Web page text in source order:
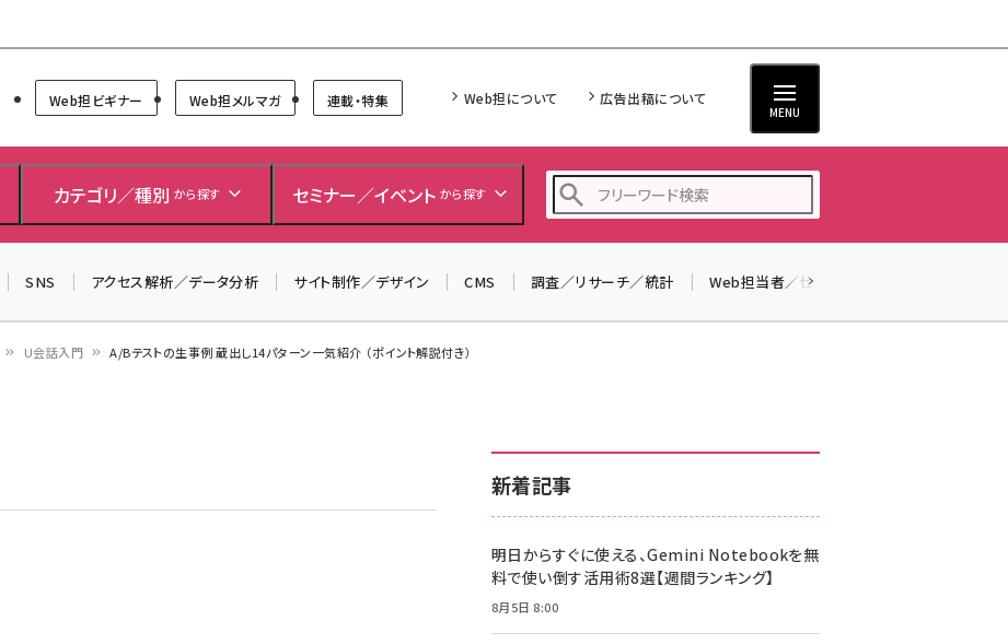
者Forum
Web担ビギナー Web担メルマガ 連載・特集 Web担について 広告出稿について
MENU
カテゴリ／種別 から探す セミナー／イベント から探す
z世代 (1617)
meo (1274)
SNS アクセス解析／データ分析 サイト制作／デザイン CMS 調査／リサーチ／統計 Web担当者／仕事
U会話入門 A/Bテストの生事例 蔵出し14パターン一気紹介 （ポイント解説付き）
新着記事
明日からすぐに使える、Gemini Notebookを無
料で使い倒す活用術8選【週間ランキング】
8月5日 8:00
＼ 読者アンケートにご協力ください ／
▼アンケートページはこちらから▼